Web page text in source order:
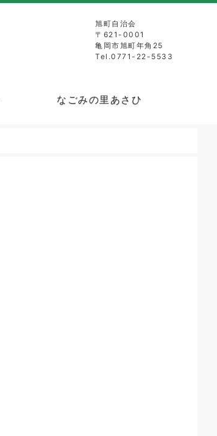
旭町自治会
〒621-0001
亀岡市旭町年角25
Tel.0771-22-5533
なごみの里あさひ